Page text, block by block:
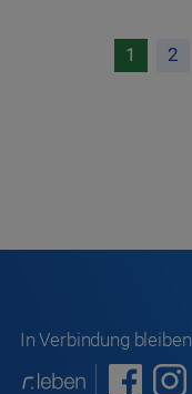
1 2
In Verbindung bleiben